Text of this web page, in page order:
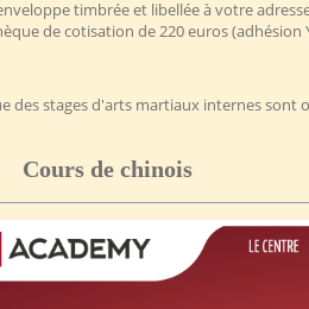
timbrée et libellée à votre
de cotisation de 220 euros (adhésion
des stages d'arts martiaux internes sont
Cours de chinois